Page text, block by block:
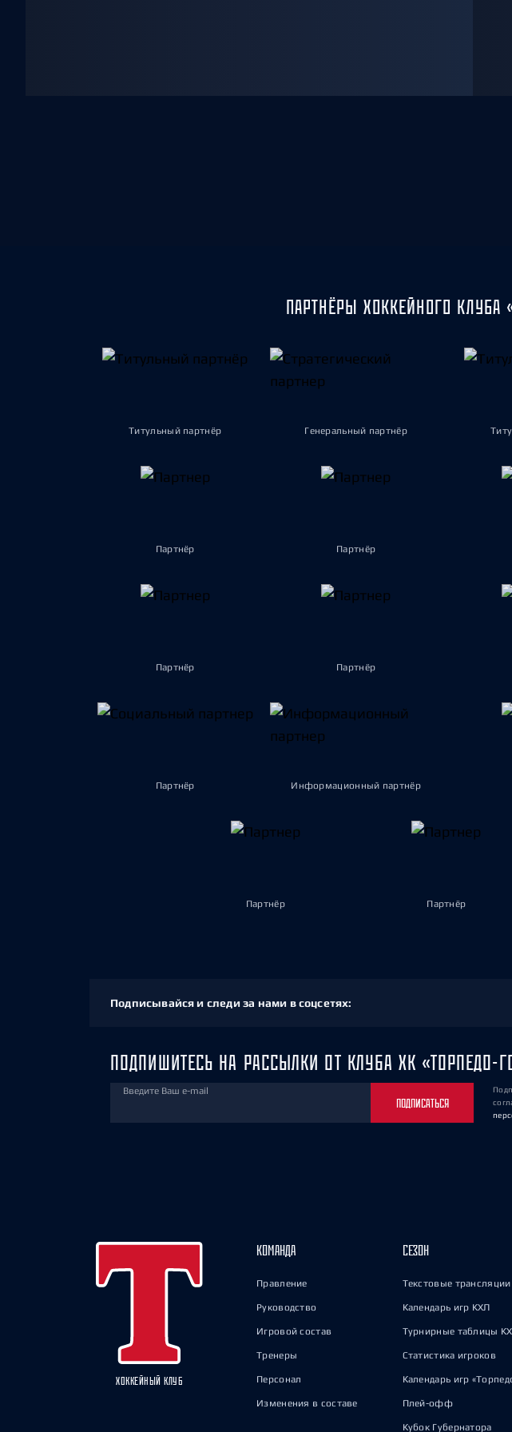
ПАРТНЁРЫ ХОККЕЙНОГО КЛУБА
Титульный партнёр Генеральный партнёр
Партнёр Партнёр
Партнёр Партнёр
Партнёр Информационный партнёр
Партнёр Партнёр
Подписывайся и следи за нами в соцсетях:
ПОДПИШИТЕСЬ НА РАССЫЛКИ ОТ КЛУБА ХК «ТОРПЕДО-
Введите Ваш e-mail
ПОДПИСАТЬСЯ
ХОККЕЙНЫЙ КЛУБ
КОМАНДА
Правление
Руководство
Игровой состав
Тренеры
Персонал
Изменения в составе
СЕЗОН
Текстовые трансляции
Календарь игр КХЛ
Турнирные таблицы
Статистика игроков
Календарь игр
Плей-офф
Кубок Губернатора